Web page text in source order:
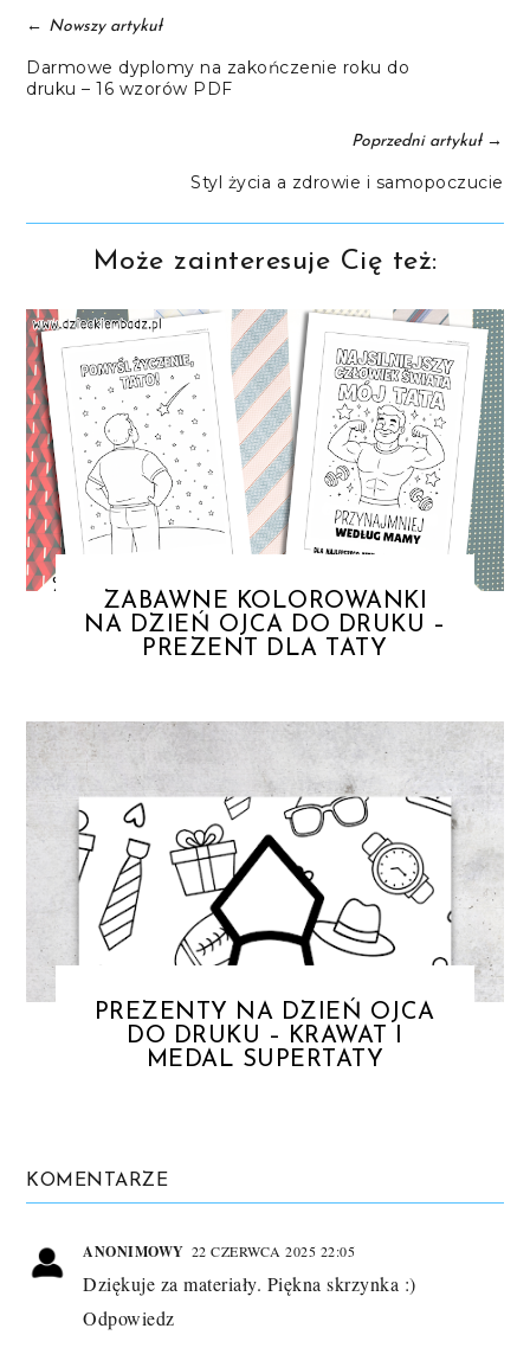
← Nowszy artykuł
Darmowe dyplomy na zakończenie roku do
druku – 16 wzorów PDF
Poprzedni artykuł→
Styl życia a zdrowie i samopoczucie
Może zainteresuje Cię też:
ZABAWNE KOLOROWANKI
NA DZIEŃ OJCA DO DRUKU –
PREZENT DLA TATY
PREZENTY NA DZIEŃ OJCA
DO DRUKU – KRAWAT I
MEDAL SUPERTATY
KOMENTARZE
ANONIMOWY 22 CZERWCA 2025 22:05
Dziękuje za materiały. Piękna skrzynka :)
Odpowiedz